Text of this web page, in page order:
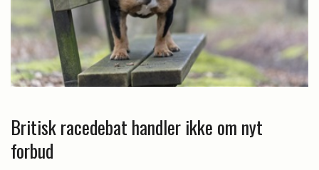
Britisk racedebat handler ikke om nyt
forbud